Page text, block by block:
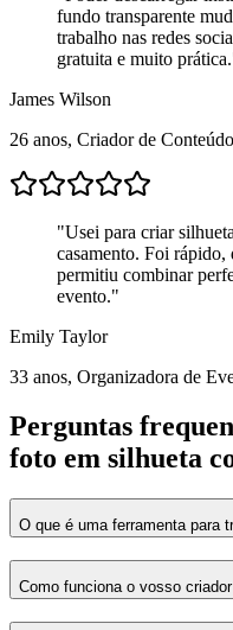
fundo transparente
trabalho nas redes
gratuita e muito prática.
James Wilson
26 anos, Criador de
"Usei para criar
casamento. Foi rápido,
permitiu combinar
evento."
Emily Taylor
33 anos, Organizadora de
Perguntas
foto em silhueta
O que é uma ferramenta para
Como funciona o vosso